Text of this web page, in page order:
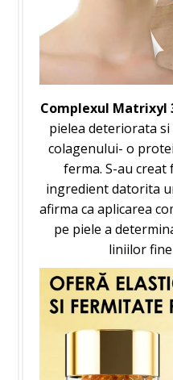
Complexul Matrixyl
pielea deteriorata
colagenului- o
ferma. S-au
ingredient datorita
afirma ca aplicarea
pe piele a
liniilor